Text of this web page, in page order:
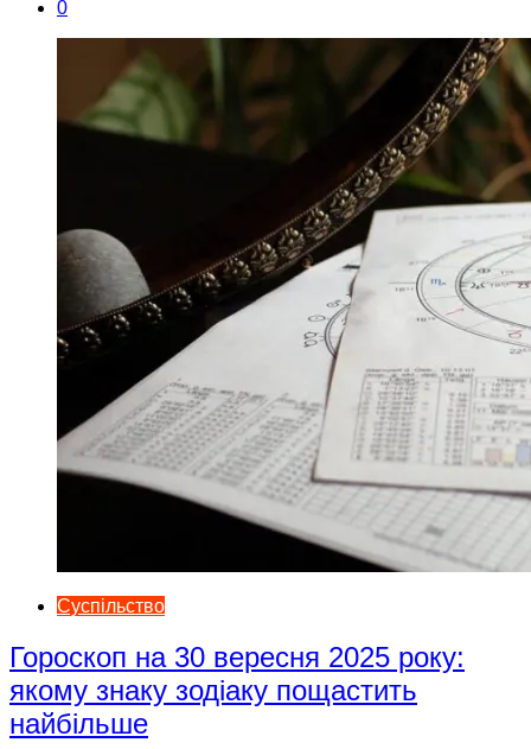
0
Суспільство
Гороскоп на 30 вересня 2025 року:
якому знаку зодіаку пощастить
найбільше